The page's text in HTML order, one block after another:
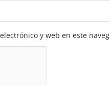
y web en este